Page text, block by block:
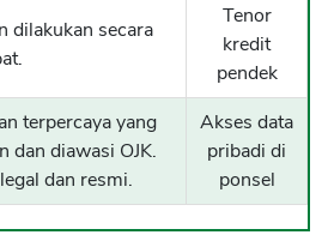
dilakukan secara
Tenor
kredit
pendek
terpercaya yang
dan diawasi OJK.
dan resmi.
Akses data
pribadi di
ponsel